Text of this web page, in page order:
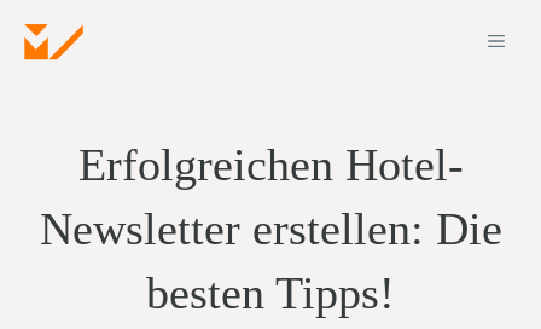
Inhalt
Erfolgreichen Hotel-
Newsletter erstellen: Die
besten Tipps!